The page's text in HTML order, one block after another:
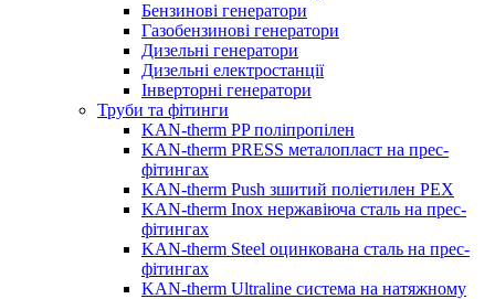
Бензинові генератори
Газобензинові генератори
Дизельні генератори
Дизельні електростанції
Інверторні генератори
Труби та фітинги
KAN-therm PP поліпропілен
KAN-therm PRESS металопласт на прес-
фітингах
KAN-therm Push зшитий поліетилен PEX
KAN-therm Inox нержавіюча сталь на прес-
фітингах
KAN-therm Steel оцинкована сталь на прес-
фітингах
KAN-therm Ultraline система на натяжному